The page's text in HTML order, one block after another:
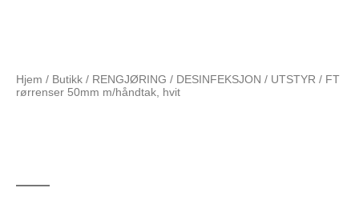
Hjem / Butikk / RENGJØRING / DESINFEKSJON / UTSTYR / FT
rørrenser 50mm m/håndtak, hvit